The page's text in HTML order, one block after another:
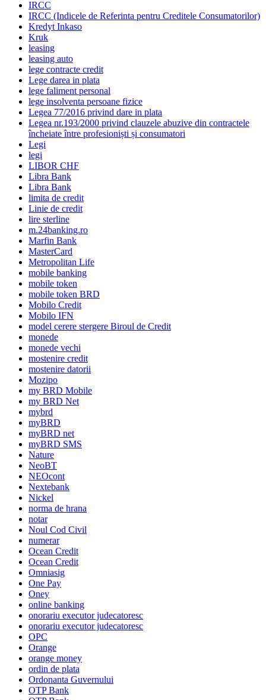
IRCC
IRCC (Indicele de Referinta pentru Creditele Consumatorilor)
Kredyt Inkaso
Kruk
leasing
leasing auto
lege contracte credit
Lege darea in plata
lege faliment personal
lege insolventa persoane fizice
Legea 77/2016 privind dare in plata
Legea nr.193/2000 privind clauzele abuzive din contractele
încheiate între profesioniști și consumatori
Legi
legi
LIBOR CHF
Libra Bank
Libra Bank
limita de credit
Linie de credit
lire sterline
m.24banking.ro
Marfin Bank
MasterCard
Metropolitan Life
mobile banking
mobile token
mobile token BRD
Mobilo Credit
Mobilo IFN
model cerere stergere Biroul de Credit
monede
monede vechi
mostenire credit
mostenire datorii
Mozipo
my BRD Mobile
my BRD Net
mybrd
myBRD
myBRD net
myBRD SMS
Nature
NeoBT
NEOcont
Nextebank
Nickel
norma de hrana
notar
Noul Cod Civil
numerar
Ocean Credit
Ocean Credit
Omniasig
One Pay
Oney
online banking
onorariu executor judecatoresc
onorariu executor judecatoresc
OPC
Orange
orange money
ordin de plata
Ordonanta Guvernului
OTP Bank